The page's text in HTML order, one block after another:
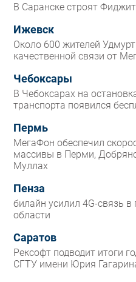
В Саранске строят
Ижевск
Около 600 жителей
качественной связи от
Чебоксары
В Чебоксарах на
транспорта появился
Пермь
МегаФон обеспечил
массивы в Перми,
Муллах
Пенза
билайн усилил 4G-связь в
области
Саратов
Рексофт подводит итоги
СГТУ имени Юрия